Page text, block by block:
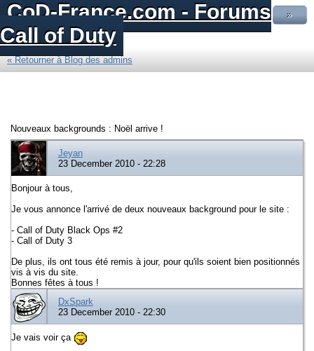
CoD-France.com - Forums
Call of Duty
»
« Retourner à Blog des admins
Nouveaux backgrounds : Noël arrive !
Jeyan
23 December 2010 - 22:28
Bonjour à tous,
Je vous annonce l'arrivé de deux nouveaux background pour le site :
- Call of Duty Black Ops #2
- Call of Duty 3
De plus, ils ont tous été remis à jour, pour qu'ils soient bien positionnés
vis à vis du site.
Bonnes fêtes à tous !
DxSpark
23 December 2010 - 22:30
Je vais voir ça